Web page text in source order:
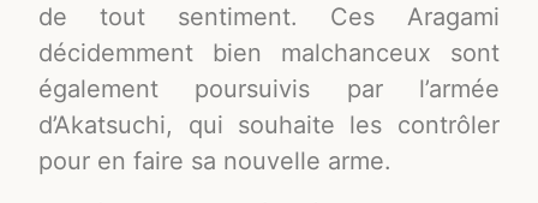
de tout sentiment. Ces Aragami
décidemment bien malchanceux sont
également poursuivis par l’armée
d’Akatsuchi, qui souhaite les contrôler
pour en faire sa nouvelle arme.